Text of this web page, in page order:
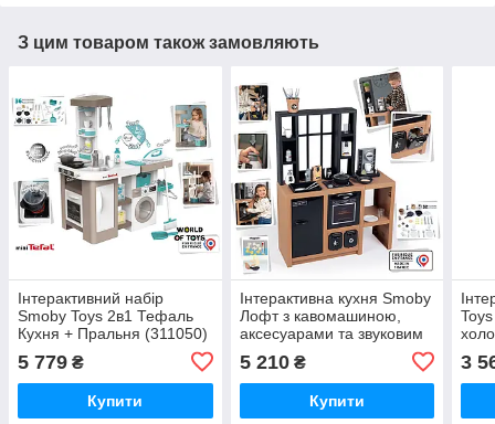
З цим товаром також замовляють
Інтерактивний набір
Smoby Toys 2в1 Тефаль
Кухня + Пральня (311050)
5 779 ₴
Купити
Інтерактивна кухня Smoby
Лофт з кавомашиною,
аксесуарами та звуковим
5 210₴
Купити
3